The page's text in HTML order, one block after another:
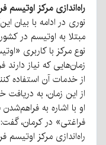
راه‌اندازی مرکز اوتیسم
نوری در ادامه با بیان
مبتلا به اوتیسم در
نوع مرکز با کاربری
زمان‌هایی که نیاز دارند
از خدمات آن استفاده
از این زمان، به دریافت
او با اشاره به
فراغتی» در کرمان،
راه‌اندازی مرکز